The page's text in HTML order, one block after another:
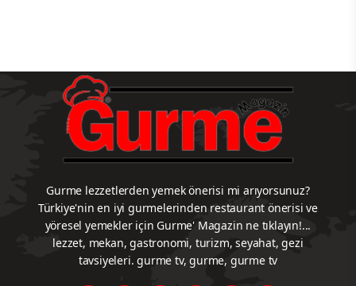
Gurme lezzetlerden yemek önerisi mi arıyorsunuz?
Türkiye'nin en iyi gurmelerinden restaurant önerisi ve
yöresel yemekler için Gurme' Magazin ne tıklayın!...
lezzet, mekan, gastronomi, turizm, seyahat, gezi
tavsiyeleri. gurme tv, gurme, gurme tv